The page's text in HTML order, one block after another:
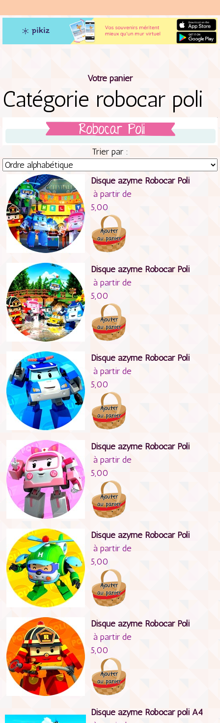
Votre panier
Catégorie robocar poli
Trier par :
Disque azyme Robocar Poli
à partir de
5,00
Disque azyme Robocar Poli
à partir de
5,00
Disque azyme Robocar Poli
à partir de
5,00
Disque azyme Robocar Poli
à partir de
5,00
Disque azyme Robocar Poli
à partir de
5,00
Disque azyme Robocar Poli
à partir de
5,00
Disque azyme Robocar poli A4